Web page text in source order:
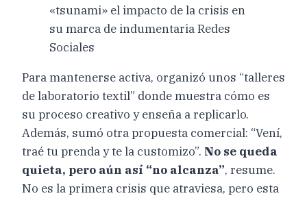
«tsunami» el impacto de la crisis en
su marca de indumentaria Redes
Sociales
Para mantenerse activa, organizó unos “talleres
de laboratorio textil” donde muestra cómo es
su proceso creativo y enseña a replicarlo.
Además, sumó otra propuesta comercial: “Vení,
traé tu prenda y te la customizo”. No se queda
quieta, pero aún así “no alcanza”, resume.
No es la primera crisis que atraviesa, pero esta